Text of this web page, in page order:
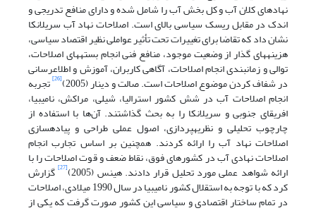
نهادهای کلان آب و کل بخش آب را شامل شده و دارای منافع تدریجی و
اندک در مقابل ریسک سیاسی بالای است. اصلاحات نهاد آب سریلانکا
نشان داد که تقاضا برای تغییرات تحت تأثیر عواملی نظیر اقتصاد سیاسی،
هزینه‏های گذار از وضعیت موجود، منافع فنی انجام بسته‏های اصلاحات،
توالی و زمان‏بندی انجام اصلاحات، آگاهی کاربران، آموزش و اطلاع‏رسانی
در شفاف کردن موضوع اصلاحات است. صالت و دینار (2005) [26] تجربه
انجام اصلاحات آب در شش کشور استرالیا، شیلی، مراکش، نامیبیا،
افریقای جنوبی و سریلانکا را به بحث گذاشتند. آن‌ها با استفاده از
چارچوب تحلیلی و نظریه‏پردازی، اصول عملی طراحی و پیاده‏سازی
اصلاحات نهاد آب را ارائه کردند. همچنین بر اساس تجارب انجام
اصلاحات نهادی آب در کشورهای فوق، نقاط ضعف و قوت اصلاحات را با
ارائه شواهد عملی مورد تحلیل قرار دادند. هینس (2005) [27] گزارش
کرد که با توجه به استقلال کشور نامیبیا در سال 1990 میلادی، اصلاحات
در تمام ساختار اقتصادی و سیاسی این کشور صورت گرفت که یکی از